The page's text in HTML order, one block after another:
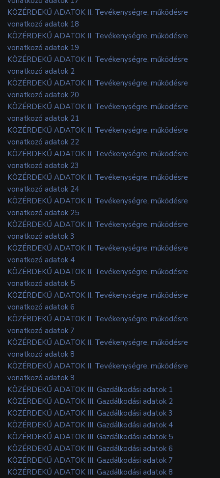
KÖZÉRDEKŰ ADATOK II. Tevékenységre, működésre
vonatkozó adatok 18
KÖZÉRDEKŰ ADATOK II. Tevékenységre, működésre
vonatkozó adatok 19
KÖZÉRDEKŰ ADATOK II. Tevékenységre, működésre
vonatkozó adatok 2
KÖZÉRDEKŰ ADATOK II. Tevékenységre, működésre
vonatkozó adatok 20
KÖZÉRDEKŰ ADATOK II. Tevékenységre, működésre
vonatkozó adatok 21
KÖZÉRDEKŰ ADATOK II. Tevékenységre, működésre
vonatkozó adatok 22
KÖZÉRDEKŰ ADATOK II. Tevékenységre, működésre
vonatkozó adatok 23
KÖZÉRDEKŰ ADATOK II. Tevékenységre, működésre
vonatkozó adatok 24
KÖZÉRDEKŰ ADATOK II. Tevékenységre, működésre
vonatkozó adatok 25
KÖZÉRDEKŰ ADATOK II. Tevékenységre, működésre
vonatkozó adatok 3
KÖZÉRDEKŰ ADATOK II. Tevékenységre, működésre
vonatkozó adatok 4
KÖZÉRDEKŰ ADATOK II. Tevékenységre, működésre
vonatkozó adatok 5
KÖZÉRDEKŰ ADATOK II. Tevékenységre, működésre
vonatkozó adatok 6
KÖZÉRDEKŰ ADATOK II. Tevékenységre, működésre
vonatkozó adatok 7
KÖZÉRDEKŰ ADATOK II. Tevékenységre, működésre
vonatkozó adatok 8
KÖZÉRDEKŰ ADATOK II. Tevékenységre, működésre
vonatkozó adatok 9
KÖZÉRDEKŰ ADATOK III. Gazdálkodási adatok 1
KÖZÉRDEKŰ ADATOK III. Gazdálkodási adatok 2
KÖZÉRDEKŰ ADATOK III. Gazdálkodási adatok 3
KÖZÉRDEKŰ ADATOK III. Gazdálkodási adatok 4
KÖZÉRDEKŰ ADATOK III. Gazdálkodási adatok 5
KÖZÉRDEKŰ ADATOK III. Gazdálkodási adatok 6
KÖZÉRDEKŰ ADATOK III. Gazdálkodási adatok 7
KÖZÉRDEKŰ ADATOK III. Gazdálkodási adatok 8